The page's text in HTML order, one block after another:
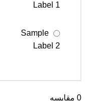
Label 1
Sample
Label 2
0 مقایسه